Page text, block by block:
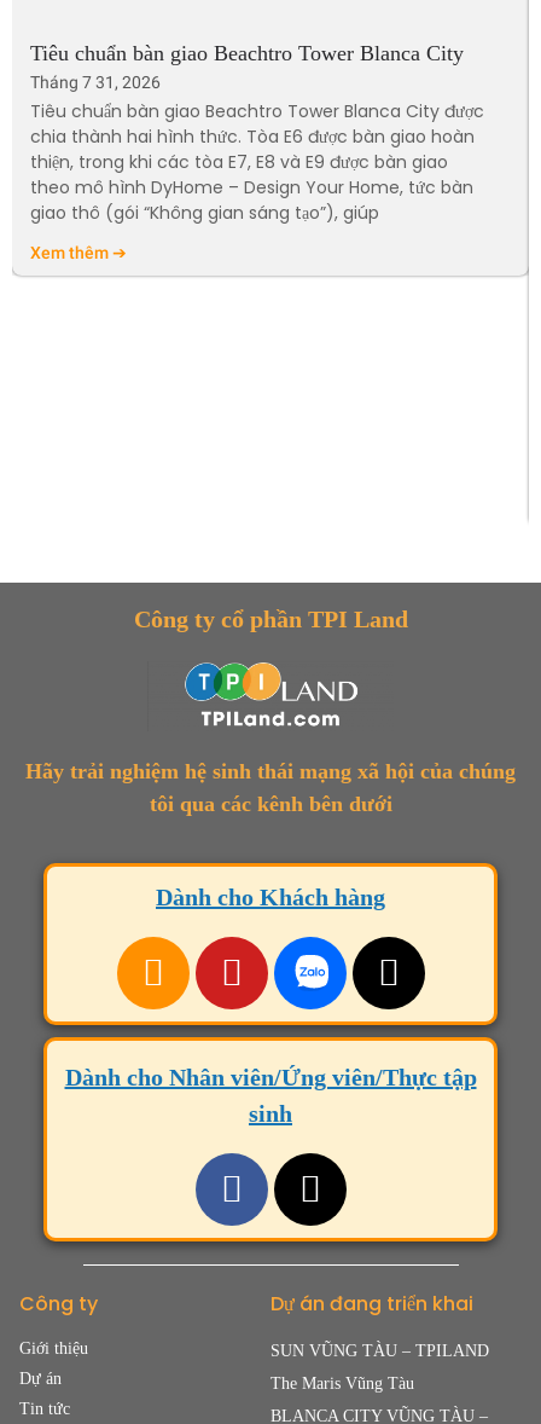
Tiêu chuẩn bàn giao Beachtro Tower Blanca City
Tháng 7 31, 2026
Tiêu chuẩn bàn giao Beachtro Tower Blanca City được
chia thành hai hình thức. Tòa E6 được bàn giao hoàn
thiện, trong khi các tòa E7, E8 và E9 được bàn giao
theo mô hình DyHome – Design Your Home, tức bàn
giao thô (gói “Không gian sáng tạo”), giúp
Xem thêm ➔
Công ty cổ phần TPI Land
Hãy trải nghiệm hệ sinh thái mạng xã hội của chúng
tôi qua các kênh bên dưới
Dành cho Khách hàng
Dành cho Nhân viên/Ứng viên/Thực tập
sinh
Công ty
Giới thiệu
Dự án
Tin tức
Dự án đang triển khai
SUN VŨNG TÀU – TPILAND
The Maris Vũng Tàu
BLANCA CITY VŨNG TÀU –